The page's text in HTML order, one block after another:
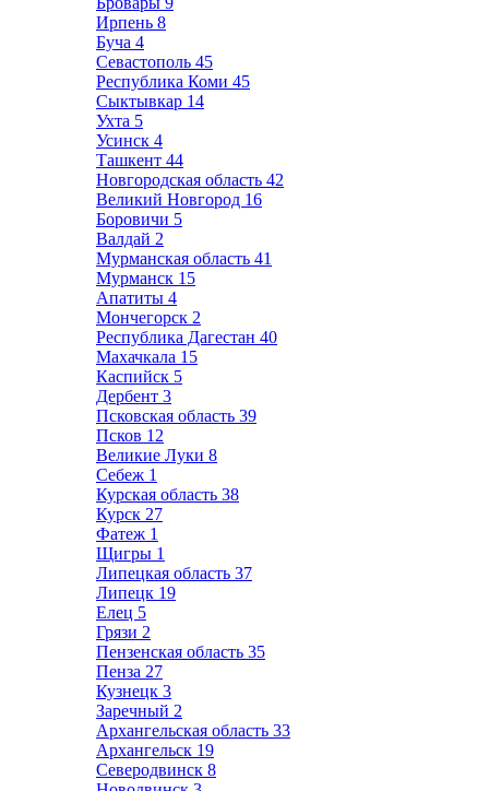
Ирпень 8
Буча 4
Севастополь 45
Республика Коми 45
Сыктывкар 14
Ухта 5
Усинск 4
Ташкент 44
Новгородская область 42
Великий Новгород 16
Боровичи 5
Валдай 2
Мурманская область 41
Мурманск 15
Апатиты 4
Мончегорск 2
Республика Дагестан 40
Махачкала 15
Каспийск 5
Дербент 3
Псковская область 39
Псков 12
Великие Луки 8
Себеж 1
Курская область 38
Курск 27
Фатеж 1
Щигры 1
Липецкая область 37
Липецк 19
Елец 5
Грязи 2
Пензенская область 35
Пенза 27
Кузнецк 3
Заречный 2
Архангельская область 33
Архангельск 19
Северодвинск 8